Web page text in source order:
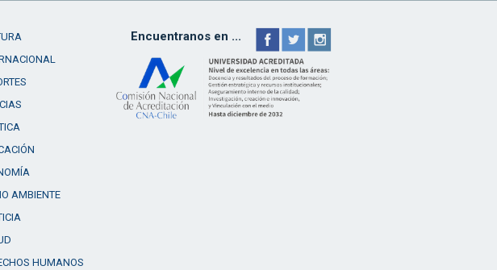
AMBIENTE
HUMANOS
Encuentranos en ...